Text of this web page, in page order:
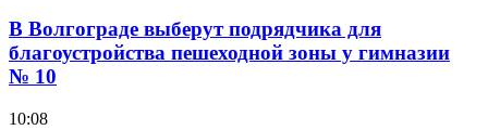
В Волгограде выберут подрядчика для
благоустройства пешеходной зоны у гимназии
№ 10
10:08